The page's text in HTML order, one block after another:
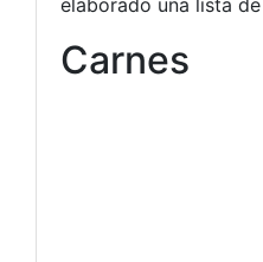
elaborado una lista
Carnes